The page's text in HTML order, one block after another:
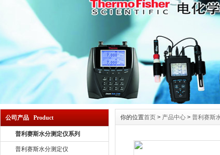
公司产品 Product
普利赛斯水分测定仪系列
普利赛斯水分测定仪
你的位置首页 > 产品中心 > 普利赛斯